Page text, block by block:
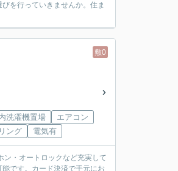
を行っていきませんか。住ま
敷0
洗濯機置場
エアコン
ング 電気有
ン・オートロックなど充実して
です。カード決済で手元にお